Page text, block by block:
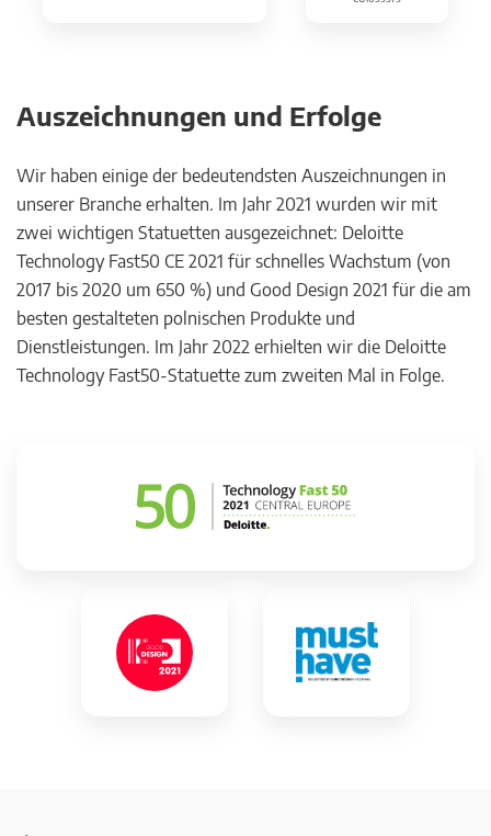
Auszeichnungen und Erfolge
Wir haben einige der bedeutendsten Auszeichnungen in
unserer Branche erhalten. Im Jahr 2021 wurden wir mit
zwei wichtigen Statuetten ausgezeichnet: Deloitte
Technology Fast50 CE 2021 für schnelles Wachstum (von
2017 bis 2020 um 650 %) und Good Design 2021 für die am
besten gestalteten polnischen Produkte und
Dienstleistungen. Im Jahr 2022 erhielten wir die Deloitte
Technology Fast50-Statuette zum zweiten Mal in Folge.